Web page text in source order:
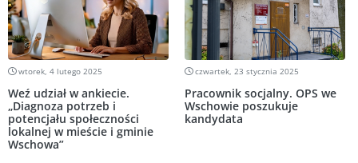
wtorek, 4 lutego 2025
Weź udział w ankiecie.
„Diagnoza potrzeb i
potencjału społeczności
lokalnej w mieście i gminie
Wschowa”
czwartek, 23 stycznia 2025
Pracownik socjalny. OPS we
Wschowie poszukuje
kandydata